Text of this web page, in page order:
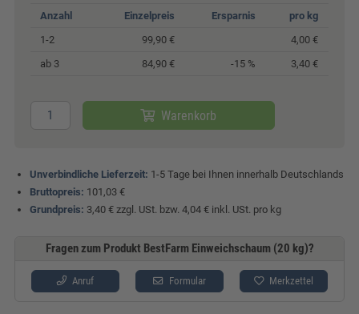
Anzahl Einzelpreis Ersparnis
pro kg
1-2
99,90 €
4,00 €
ab 3
84,90 € -15 % 3,40 €
Warenkorb
Unverbindliche Lieferzeit: 1-5 Tage bei Ihnen innerhalb Deutschlands
Bruttopreis: 101,03 €
Grundpreis: 3,40 € zzgl. USt. bzw. 4,04 € inkl. USt. pro kg
Fragen zum Produkt BestFarm Einweichschaum (20 kg)?
Anruf Formular Merkzettel